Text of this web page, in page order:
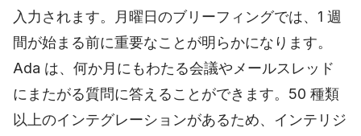
入力されます。月曜日のブリーフィングでは、1 週
間が始まる前に重要なことが明らかになります。
Ada は、何か月にもわたる会議やメールスレッド
にまたがる質問に答えることができます。50 種類
以上のインテグレーションがあるため、インテリジ